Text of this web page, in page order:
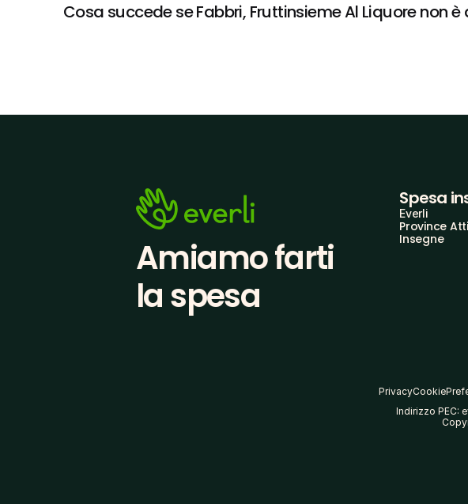
Cosa succede se Fabbri, Fruttinsieme Al Liquore non
Amiamo farti
la spesa
Spesa
Everli
Province
Insegne
PrivacyCookie
Indirizzo PEC: